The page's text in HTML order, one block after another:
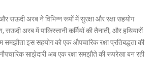
सऊदी अरब ने विभिन्न रूपों में सुरक्षा और रक्षा सहयोग
सऊदी अरब में पाकिस्तानी कर्मियों की तैनाती, और हथियारों
इस सहयोग को एक औपचारिक रक्षा प्रतिबद्धता की
साझेदारी अब एक रक्षा समझौते की रूपरेखा बन रही